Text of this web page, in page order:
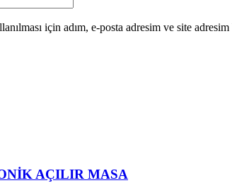
için adım, e-posta adresim ve site
AÇILIR MASA